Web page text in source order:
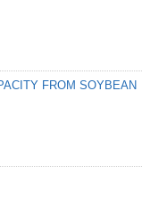
FROM SOYBEAN